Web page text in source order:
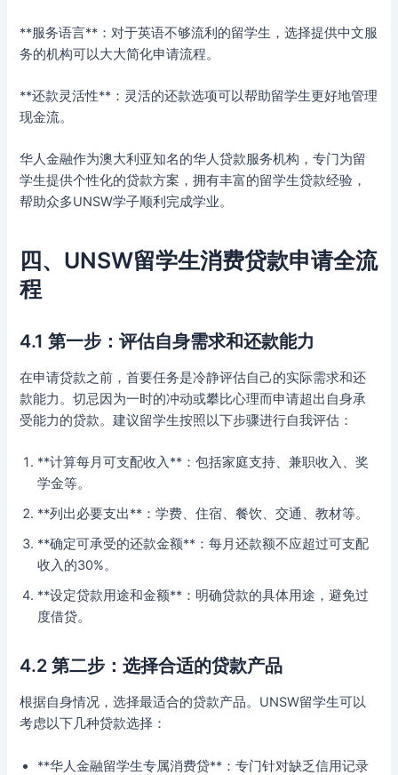
**服务语言**：对于英语不够流利的留学生，选择提供中文服
务的机构可以大大简化申请流程。
**还款灵活性**：灵活的还款选项可以帮助留学生更好地管理
现金流。
华人金融作为澳大利亚知名的华人贷款服务机构，专门为留
学生提供个性化的贷款方案，拥有丰富的留学生贷款经验，
帮助众多UNSW学子顺利完成学业。
四、UNSW留学生消费贷款申请全流
程
4.1 第一步：评估自身需求和还款能力
在申请贷款之前，首要任务是冷静评估自己的实际需求和还
款能力。切忌因为一时的冲动或攀比心理而申请超出自身承
受能力的贷款。建议留学生按照以下步骤进行自我评估：
**计算每月可支配收入**：包括家庭支持、兼职收入、奖
学金等。
**列出必要支出**：学费、住宿、餐饮、交通、教材等。
**确定可承受的还款金额**：每月还款额不应超过可支配
收入的30%。
**设定贷款用途和金额**：明确贷款的具体用途，避免过
度借贷。
4.2 第二步：选择合适的贷款产品
根据自身情况，选择最适合的贷款产品。UNSW留学生可以
考虑以下几种贷款选择：
**华人金融留学生专属消费贷**：专门针对缺乏信用记录